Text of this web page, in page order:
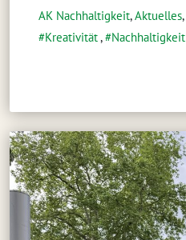
AK Nachhaltigkeit,Aktuelles,
Kreativität, Nachhaltigkeit